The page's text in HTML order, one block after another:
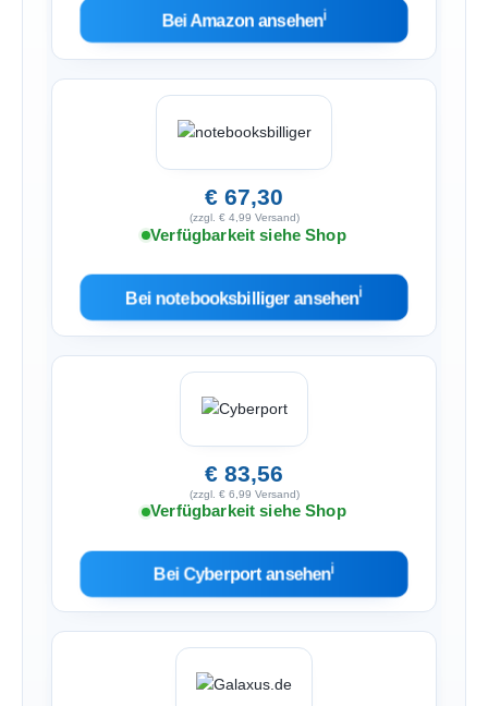
Bei Amazon ansehenℹ︎
€ 67,30
(zzgl. € 4,99 Versand)
Verfügbarkeit siehe Shop
Bei notebooksbilliger ansehenℹ︎
€ 83,56
(zzgl. € 6,99 Versand)
Verfügbarkeit siehe Shop
Bei Cyberport ansehenℹ︎